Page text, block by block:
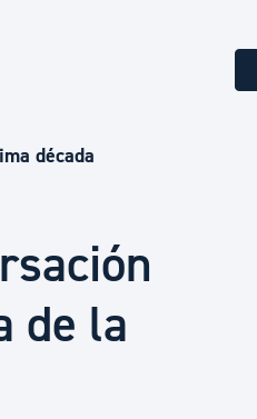
y medioambiente
década
de la